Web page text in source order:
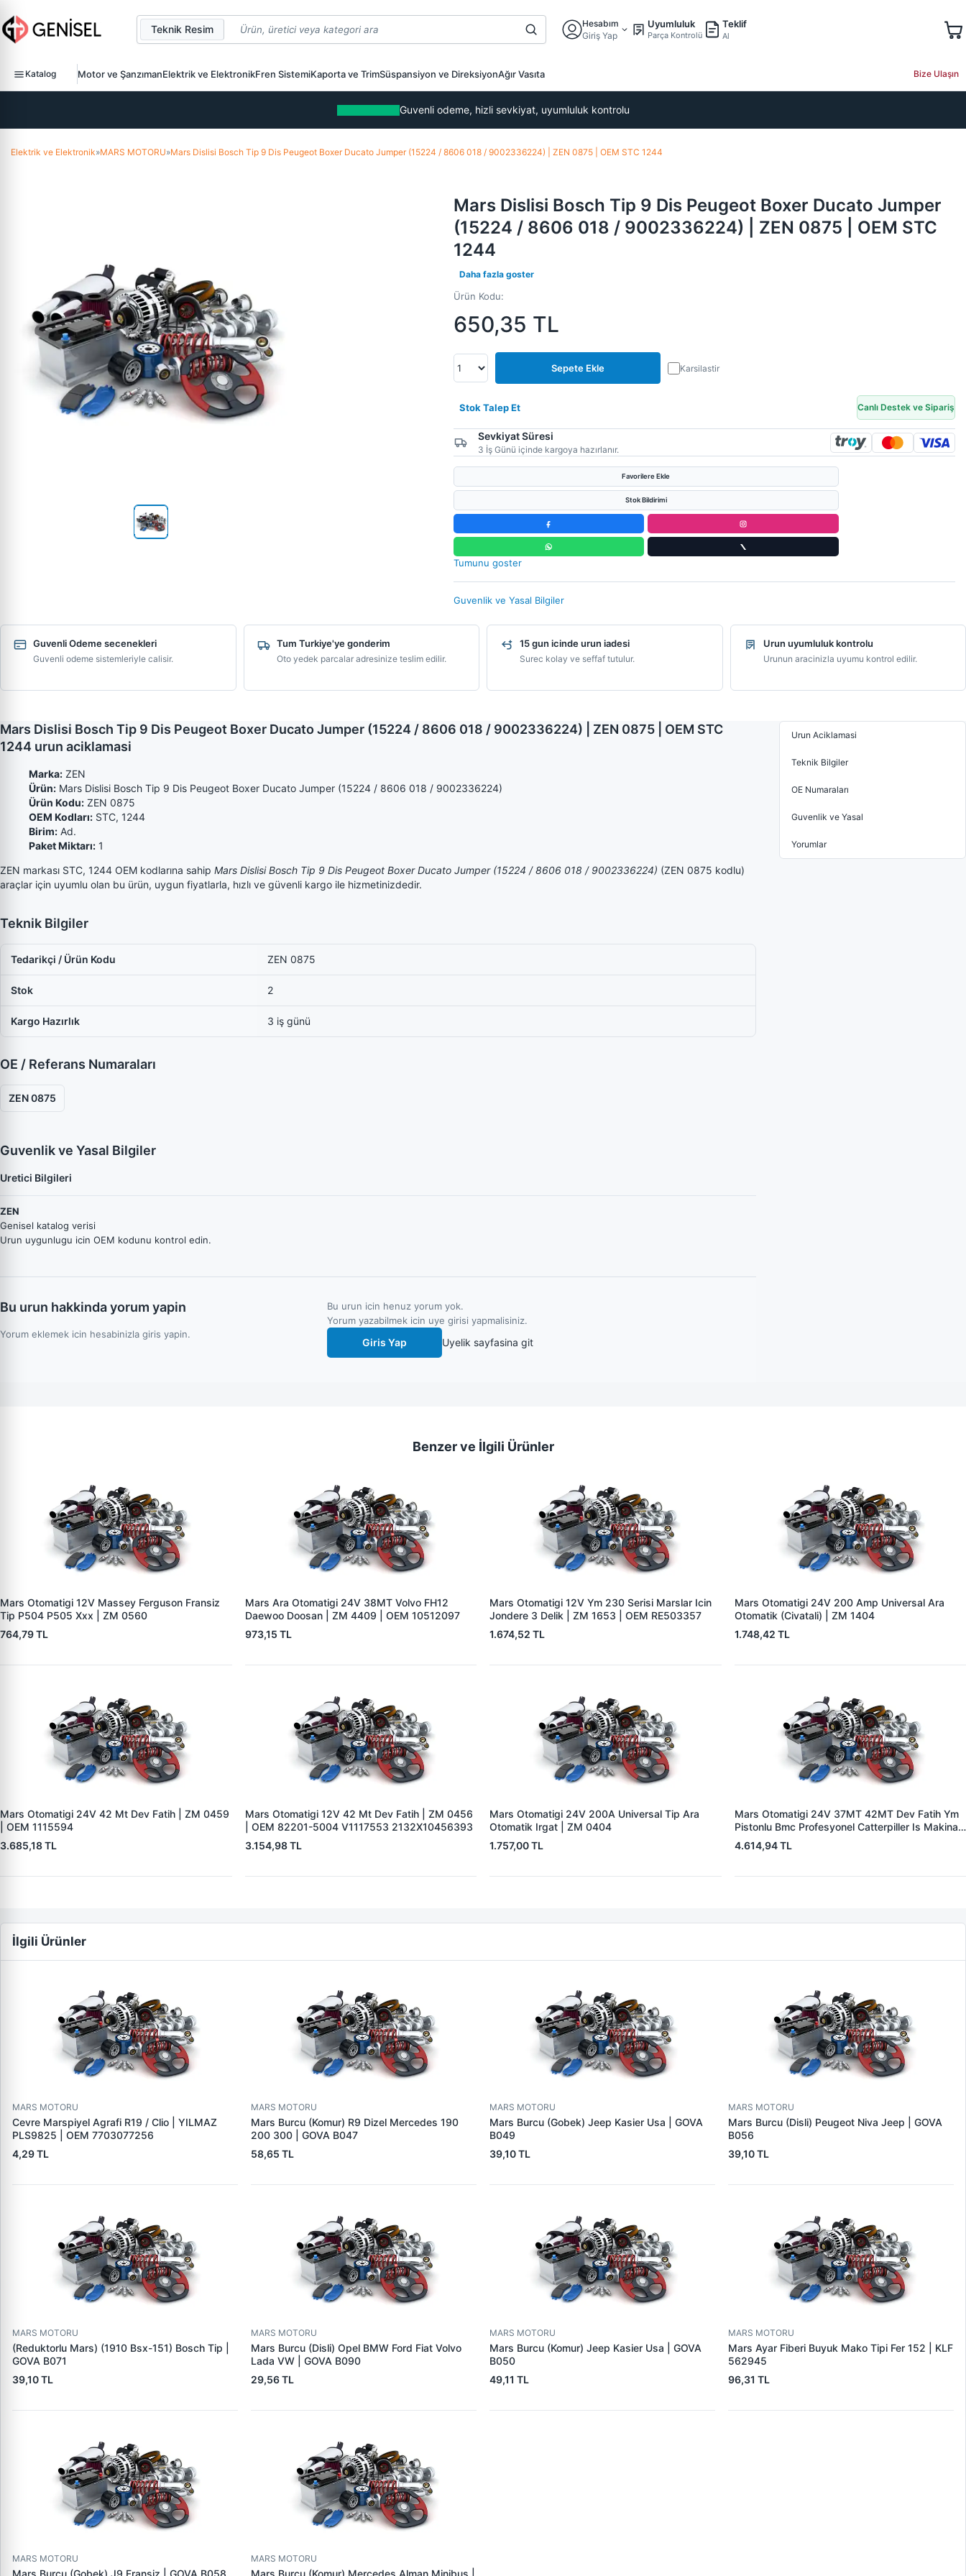
Teknik Resim
Hesabım
Giriş Yap
Uyumluluk
Parça Kontrolü
Teklif
Al
Katalog Motor ve ŞanzımanElektrik ve ElektronikFren SistemiKaporta ve TrimSüspansiyon ve DireksiyonAğır Vasıta Bize Ulaşın
Guvenli odeme, hizli sevkiyat, uyumluluk kontrolu
Elektrik ve Elektronik»MARS MOTORU»Mars Dislisi Bosch Tip 9 Dis Peugeot Boxer Ducato Jumper (15224 / 8606 018 / 9002336224) | ZEN 0875 | OEM STC 1244
Mars Dislisi Bosch Tip 9 Dis Peugeot Boxer Ducato Jumper
(15224 / 8606 018 / 9002336224) | ZEN 0875 | OEM STC
1244
Daha fazla goster
Ürün Kodu:
650,35 TL
Sepete Ekle Karsilastir
Stok Talep Et Canlı Destek ve Sipariş
Sevkiyat Süresi
3 İş Günü içinde kargoya hazırlanır.
Favorilere Ekle
Stok Bildirimi
Tumunu goster
Guvenlik ve Yasal Bilgiler
Guvenli Odeme secenekleri
Guvenli odeme sistemleriyle calisir.
Tum Turkiye'ye gonderim
Oto yedek parcalar adresinize teslim edilir.
15 gun icinde urun iadesi
Surec kolay ve seffaf tutulur.
Urun uyumluluk kontrolu
Urunun aracinizla uyumu kontrol edilir.
Mars Dislisi Bosch Tip 9 Dis Peugeot Boxer Ducato Jumper (15224 / 8606 018 / 9002336224) | ZEN 0875 | OEM STC
1244 urun aciklamasi
Marka: ZEN
Ürün: Mars Dislisi Bosch Tip 9 Dis Peugeot Boxer Ducato Jumper (15224 / 8606 018 / 9002336224)
Ürün Kodu: ZEN 0875
OEM Kodları: STC, 1244
Birim: Ad.
Paket Miktarı: 1
ZEN markası STC, 1244 OEM kodlarına sahip Mars Dislisi Bosch Tip 9 Dis Peugeot Boxer Ducato Jumper (15224 / 8606 018 / 9002336224) (ZEN 0875 kodlu)
araçlar için uyumlu olan bu ürün, uygun fiyatlarla, hızlı ve güvenli kargo ile hizmetinizdedir.
Teknik Bilgiler
Tedarikçi / Ürün Kodu ZEN 0875
Stok 2
Kargo Hazırlık 3 iş günü
OE / Referans Numaraları
ZEN 0875
Guvenlik ve Yasal Bilgiler
Uretici Bilgileri
ZEN
Genisel katalog verisi
Urun uygunlugu icin OEM kodunu kontrol edin.
Bu urun hakkinda yorum yapin
Yorum eklemek icin hesabinizla giris yapin.
Bu urun icin henuz yorum yok.
Yorum yazabilmek icin uye girisi yapmalisiniz.
Giris Yap Uyelik sayfasina git
Urun Aciklamasi
Teknik Bilgiler
OE Numaraları
Guvenlik ve Yasal
Yorumlar
Benzer ve İlgili Ürünler
Mars Otomatigi 12V Massey Ferguson Fransiz
Tip P504 P505 Xxx | ZM 0560
764,79 TL
Mars Ara Otomatigi 24V 38MT Volvo FH12
Daewoo Doosan | ZM 4409 | OEM 10512097
973,15 TL
Mars Otomatigi 12V Ym 230 Serisi Marslar Icin
Jondere 3 Delik | ZM 1653 | OEM RE503357
1.674,52 TL
Mars Otomatigi 24V 200 Amp Universal Ara
Otomatik (Civatali) | ZM 1404
1.748,42 TL
Mars Otomatigi 24V 42 Mt Dev Fatih | ZM 0459
| OEM 1115594
3.685,18 TL
Mars Otomatigi 12V 42 Mt Dev Fatih | ZM 0456
| OEM 82201-5004 V1117553 2132X10456393
3.154,98 TL
Mars Otomatigi 24V 200A Universal Tip Ara
Otomatik Irgat | ZM 0404
1.757,00 TL
Mars Otomatigi 24V 37MT 42MT Dev Fatih Ym
Pistonlu Bmc Profesyonel Catterpiller Is Makinasi
| ZM 0361 | OEM 3604650RX 7T0258 7X1955
4.614,94 TL
İlgili Ürünler
MARS MOTORU
Cevre Marspiyel Agrafi R19 / Clio | YILMAZ
PLS9825 | OEM 7703077256
4,29 TL
MARS MOTORU
Mars Burcu (Komur) R9 Dizel Mercedes 190
200 300 | GOVA B047
58,65 TL
MARS MOTORU
Mars Burcu (Gobek) Jeep Kasier Usa | GOVA
B049
39,10 TL
MARS MOTORU
Mars Burcu (Disli) Peugeot Niva Jeep | GOVA
B056
39,10 TL
MARS MOTORU
(Reduktorlu Mars) (1910 Bsx-151) Bosch Tip |
GOVA B071
39,10 TL
MARS MOTORU
Mars Burcu (Disli) Opel BMW Ford Fiat Volvo
Lada VW | GOVA B090
29,56 TL
MARS MOTORU
Mars Burcu (Komur) Jeep Kasier Usa | GOVA
B050
49,11 TL
MARS MOTORU
Mars Ayar Fiberi Buyuk Mako Tipi Fer 152 | KLF
562945
96,31 TL
MARS MOTORU
Mars Burcu (Gobek) J9 Fransiz | GOVA B058
MARS MOTORU
Mars Burcu (Komur) Mercedes Alman Minibus |